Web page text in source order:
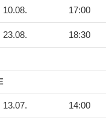
10.08. 17:00
23.08. 18:30
13.07. 14:00